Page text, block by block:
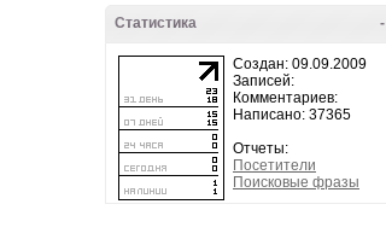
-
Статистика
Создан: 09.09.2009
Записей:
Комментариев:
Написано: 37365
Отчеты:
Посетители
Поисковые фразы